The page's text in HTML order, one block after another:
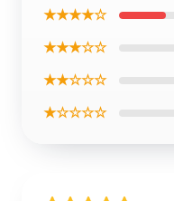
★★★★☆
★★★☆☆
★★☆☆☆
★☆☆☆☆